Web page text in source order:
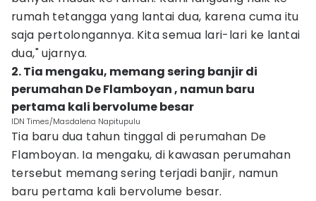
rumah tetangga yang lantai dua, karena cuma itu
saja pertolongannya. Kita semua lari-lari ke lantai
dua," ujarnya.
2. Tia mengaku, memang sering banjir di
perumahan De Flamboyan , namun baru
pertama kali bervolume besar
IDN Times/Masdalena Napitupulu
Tia baru dua tahun tinggal di perumahan De
Flamboyan. Ia mengaku, di kawasan perumahan
tersebut memang sering terjadi banjir, namun
baru pertama kali bervolume besar.